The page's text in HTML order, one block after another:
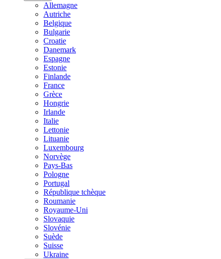
Allemagne
Autriche
Belgique
Bulgarie
Croatie
Danemark
Espagne
Estonie
Finlande
France
Grèce
Hongrie
Irlande
Italie
Lettonie
Lituanie
Luxembourg
Norvège
Pays-Bas
Pologne
Portugal
République tchèque
Roumanie
Royaume-Uni
Slovaquie
Slovénie
Suède
Suisse
Ukraine